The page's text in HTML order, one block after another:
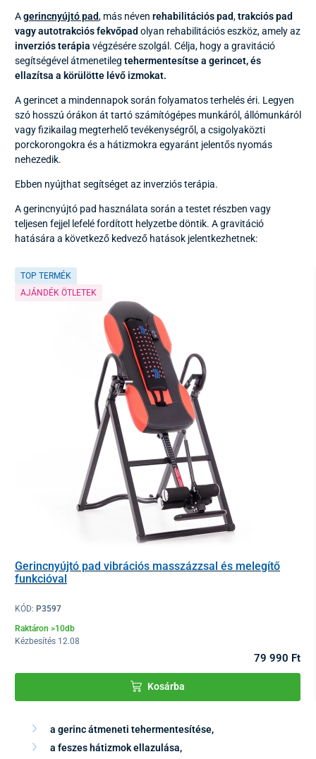
Agerincnyújtó pad, más néven rehabilitációs pad,trakciós pad
vagy autotrakciós fekvőpad olyan rehabilitációs eszköz, amely az
inverziós terápia végzésére szolgál. Célja, hogy a gravitáció
segítségével átmenetileg tehermentesítse a gerincet, és
ellazítsa a körülötte lévő izmokat.
A gerincet a mindennapok során folyamatos terhelés éri. Legyen
szó hosszú órákon át tartó számítógépes munkáról, állómunkáról
vagy fizikailag megterhelő tevékenységről, a csigolyaközti
porckorongokra és a hátizmokra egyaránt jelentős nyomás
nehezedik.
Ebben nyújthat segítséget az inverziós terápia.
A gerincnyújtó pad használata során a testet részben vagy
teljesen fejjel lefelé fordított helyzetbe döntik. A gravitáció
hatására a következő kedvező hatások jelentkezhetnek:
TOP TERMÉK
AJÁNDÉK ÖTLETEK
Gerincnyújtó pad vibrációs masszázzsal és melegítő
funkcióval
KÓD: P3597
Raktáron >10db
Kézbesítés 12.08
79 990 Ft
Kosárba
a gerinc átmeneti tehermentesítése,
a feszes hátizmok ellazulása,